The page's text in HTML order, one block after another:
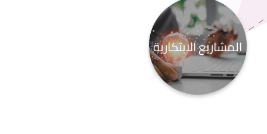
المشاريع الابتكارية